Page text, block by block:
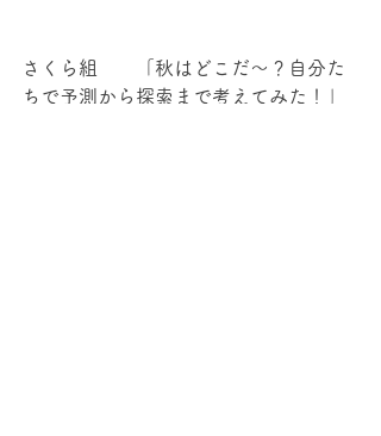
さくら組　　「秋はどこだ～？自分た
ちで予測から探索まで考えてみた！」